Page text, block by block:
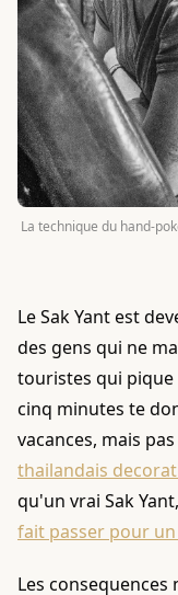
La technique du hand-
Le Sak Yant est
des gens qui ne
touristes qui pique
cinq minutes te
vacances, mais
thailandais
qu'un vrai Sak
fait passer pour un
Les